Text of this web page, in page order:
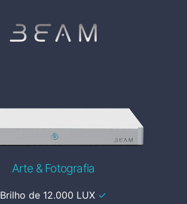
Arte & Fotografia
Brilho de 12.000 LUX ✓